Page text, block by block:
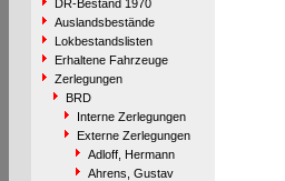
DR-Bestand 1970
Auslandsbestände
Lokbestandslisten
Erhaltene Fahrzeuge
Zerlegungen
BRD
Interne Zerlegungen
Externe Zerlegungen
Adloff, Hermann
Ahrens, Gustav